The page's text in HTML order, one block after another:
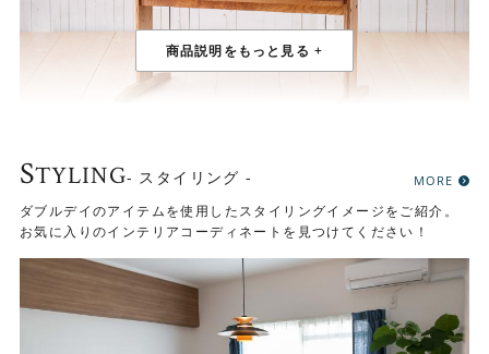
画像は幅140cm
木の温もりを感じる優しい風合い
オーク材をたっぷり使ったシンプルデザインのテーブルで
す。木のぬくもりを存分に感じられる、優しい風合いが魅
STYLING- スタイリング - MORE
ダブルデイのアイテムを使用したスタイリングイメージをご紹介。
お気に入りのインテリアコーディネートを見つけてください！